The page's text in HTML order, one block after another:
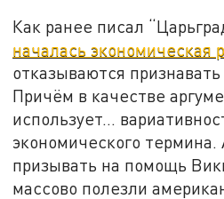
Как ранее писал
началась экономическая
отказываются
Причём в качестве
использует...
экономического
призывать на помощь
массово полезли